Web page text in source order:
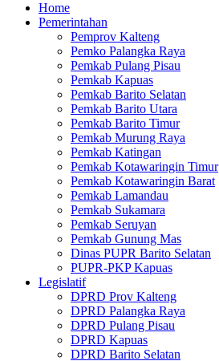
Home
Pemerintahan
Pemprov Kalteng
Pemko Palangka Raya
Pemkab Pulang Pisau
Pemkab Kapuas
Pemkab Barito Selatan
Pemkab Barito Utara
Pemkab Barito Timur
Pemkab Murung Raya
Pemkab Katingan
Pemkab Kotawaringin Timur
Pemkab Kotawaringin Barat
Pemkab Lamandau
Pemkab Sukamara
Pemkab Seruyan
Pemkab Gunung Mas
Dinas PUPR Barito Selatan
PUPR-PKP Kapuas
Legislatif
DPRD Prov Kalteng
DPRD Palangka Raya
DPRD Pulang Pisau
DPRD Kapuas
DPRD Barito Selatan